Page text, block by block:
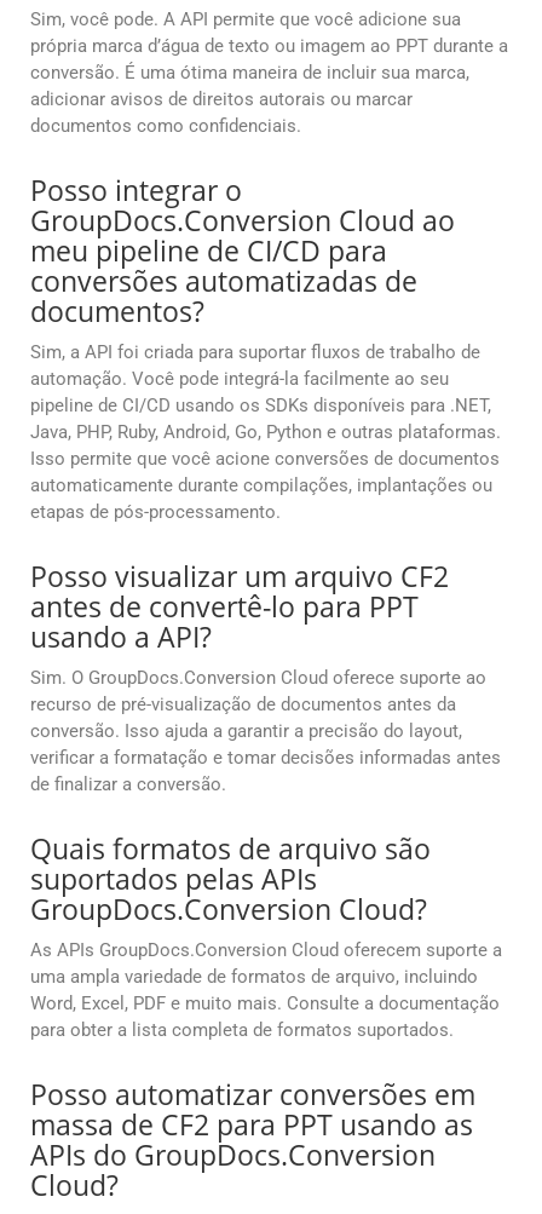
Sim, você pode. A API permite que você adicione sua
própria marca d’água de texto ou imagem ao PPT durante a
conversão. É uma ótima maneira de incluir sua marca,
adicionar avisos de direitos autorais ou marcar
documentos como confidenciais.
Posso integrar o
GroupDocs.Conversion Cloud ao
meu pipeline de CI/CD para
conversões automatizadas de
documentos?
Sim, a API foi criada para suportar fluxos de trabalho de
automação. Você pode integrá-la facilmente ao seu
pipeline de CI/CD usando os SDKs disponíveis para .NET,
Java, PHP, Ruby, Android, Go, Python e outras plataformas.
Isso permite que você acione conversões de documentos
automaticamente durante compilações, implantações ou
etapas de pós-processamento.
Posso visualizar um arquivo CF2
antes de convertê-lo para PPT
usando a API?
Sim. O GroupDocs.Conversion Cloud oferece suporte ao
recurso de pré-visualização de documentos antes da
conversão. Isso ajuda a garantir a precisão do layout,
verificar a formatação e tomar decisões informadas antes
de finalizar a conversão.
Quais formatos de arquivo são
suportados pelas APIs
GroupDocs.Conversion Cloud?
As APIs GroupDocs.Conversion Cloud oferecem suporte a
uma ampla variedade de formatos de arquivo, incluindo
Word, Excel, PDF e muito mais. Consulte a documentação
para obter a lista completa de formatos suportados.
Posso automatizar conversões em
massa de CF2 para PPT usando as
APIs do GroupDocs.Conversion
Cloud?